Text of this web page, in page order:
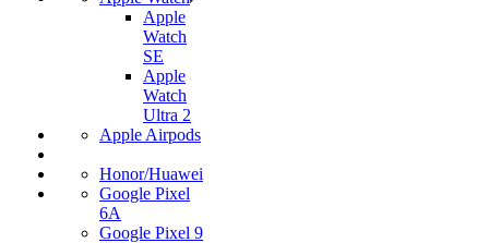
Apple
Watch
SE
Apple
Watch
Ultra 2
Apple Airpods
Honor/Huawei
Google Pixel
6A
Google Pixel 9